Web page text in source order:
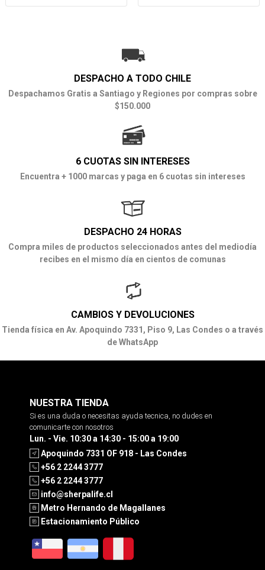
DESPACHO A TODO CHILE
Despachamos Gratis a Santiago y Regiones por compras sobre
$150.000
6 CUOTAS SIN INTERESES
Encuentra + 1000 marcas y paga en 6 cuotas sin intereses
DESPACHO 24 HORAS
Compra miles de productos seleccionados antes del mediodía
recibes en el mismo día en cientos de comunas
CAMBIOS Y DEVOLUCIONES
Tienda física en Av. Apoquindo 7331, Piso 9, Las Condes o a través
de WhatsApp
NUESTRA TIENDA
Si es una duda o necesitas ayuda tecnica, no dudes en
comunicarte con nosotros
Lun. - Vie. 10:30 a 14:30 - 15:00 a 19:00
Apoquindo 7331 OF 918 - Las Condes
+56 2 2244 3777
+56 2 2244 3777
info@sherpalife.cl
Metro Hernando de Magallanes
Estacionamiento Público